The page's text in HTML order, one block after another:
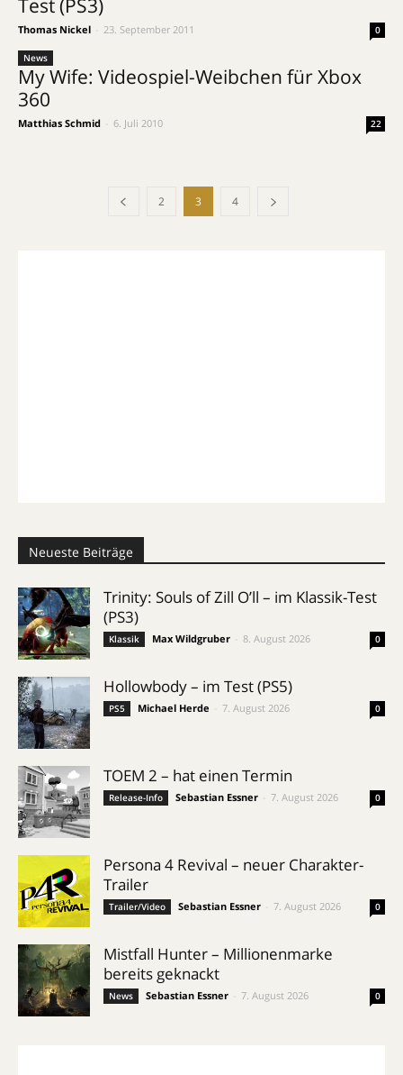
Test (PS3)
Thomas Nickel 23. September 2011 0
News
My Wife: Videospiel-Weibchen für Xbox
360
Matthias Schmid 6. Juli 2010 22
2 3 4
Neueste Beiträge
Trinity: Souls of Zill O’ll – im Klassik-Test
(PS3)
Klassik Max Wildgruber 8. August 2026 0
Hollowbody – im Test (PS5)
PS5 Michael Herde 7. August 2026 0
TOEM 2 – hat einen Termin
Release-Info Sebastian Essner 7. August 2026 0
Persona 4 Revival – neuer Charakter-
Trailer
Trailer/Video Sebastian Essner 7. August 2026 0
Mistfall Hunter – Millionenmarke
bereits geknackt
News Sebastian Essner 7. August 2026 0